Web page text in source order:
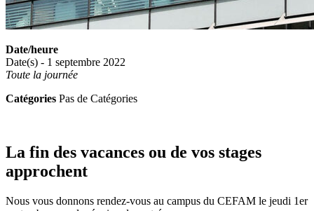
Date/heure
Date(s) - 1 septembre 2022
Toute la journée
Catégories Pas de Catégories
La fin des vacances ou de vos stages
approchent
Nous vous donnons rendez-vous au campus du CEFAM le jeudi 1er